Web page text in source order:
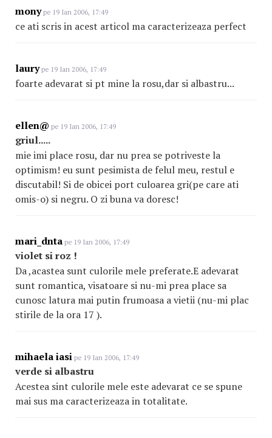
monype 19 Ian 2006, 17:49
ce ati scris in acest articol ma caracterizeaza perfect
laurype 19 Ian 2006, 17:49
foarte adevarat si pt mine la rosu,dar si albastru...
ellen@ pe 19 Ian 2006, 17:49
griul.....
mie imi place rosu, dar nu prea se potriveste la
optimism! eu sunt pesimista de felul meu, restul e
discutabil! Si de obicei port culoarea gri(pe care ati
omis-o) si negru. O zi buna va doresc!
mari_dnta pe 19 Ian 2006, 17:49
violet si roz !
Da ,acastea sunt culorile mele preferate.E adevarat
sunt romantica, visatoare si nu-mi prea place sa
cunosc latura mai putin frumoasa a vietii (nu-mi plac
stirile de la ora 17 ).
mihaela iasi pe 19 Ian 2006, 17:49
verde si albastru
Acestea sint culorile mele este adevarat ce se spune
mai sus ma caracterizeaza in totalitate.